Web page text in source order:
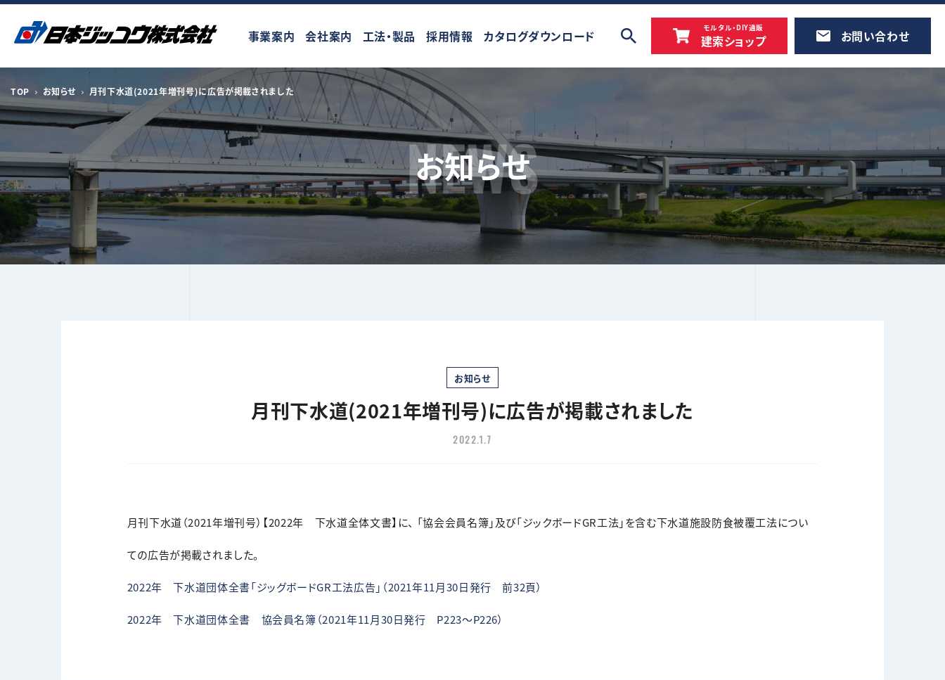
コ
へ
ス
キ
プ
事業案内 会社案内 工法・製品 採用情報 カタログダウンロード モルタル・DIY通販
建索ショップ お問い合わせ
TOP お知らせ 月刊下水道(2021年増刊号)に広告が掲載されました
お知らせ
お知らせ
月刊下水道(2021年増刊号)に広告が掲載されました
2022.1.7
月刊下水道（2021年増刊号）【2022年 下水道全体文書】に、 「協会会員名簿」及び「ジックボードGR工法」を含む下水道施設防食被覆工法につい
ての広告が掲載されました。
2022年 下水道団体全書「ジッグボードGR工法広告」（2021年11月30日発行 前32頁）
2022年 下水道団体全書 協会員名簿（2021年11月30日発行 P223～P226）